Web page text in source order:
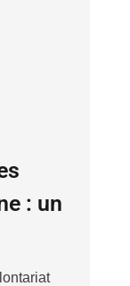
: un